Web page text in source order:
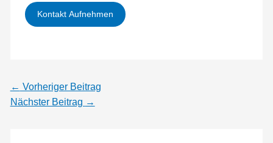
Kontakt Aufnehmen
← Vorheriger Beitrag
Nächster Beitrag →